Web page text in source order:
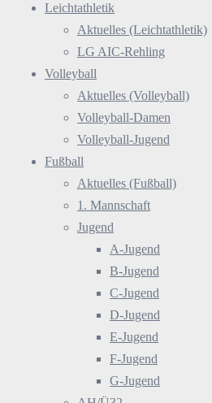
Leichtathletik
Aktuelles (Leichtathletik)
LG AIC-Rehling
Volleyball
Aktuelles (Volleyball)
Volleyball-Damen
Volleyball-Jugend
Fußball
Aktuelles (Fußball)
1. Mannschaft
Jugend
A-Jugend
B-Jugend
C-Jugend
D-Jugend
E-Jugend
F-Jugend
G-Jugend